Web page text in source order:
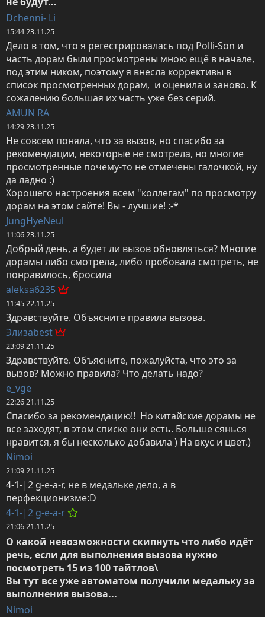
Dchenni- Li
15:44 23.11.25
Дело в том, что я регестрировалась под Polli-Son и
часть дорам были просмотрены мною ещё в начале,
под этим ником, поэтому я внесла коррективы в
список просмотренных дорам,  и оценила и заново. К
сожалению большая их часть уже без серий.
AMUN RA
14:29 23.11.25
Не совсем поняла, что за вызов, но спасибо за
рекомендации, некоторые не смотрела, но многие
просмотренные почему-то не отмечены галочкой, ну
да ладно :)
Хорошего настроения всем "коллегам" по просмотру
дорам на этом сайте! Вы - лучшие! :-*
JungHyeNeul
11:06 23.11.25
Добрый день, а будет ли вызов обновляться? Многие
дорамы либо смотрела, либо пробовала смотреть, не
понравилось, бросила
aleksa6235
11:45 22.11.25
Здравствуйте. Объясните правила вызова.
Элизаbest
23:09 21.11.25
Здравствуйте. Объясните, пожалуйста, что это за
вызов? Можно правила? Что делать надо?
e_vge
22:26 21.11.25
Спасибо за рекомендацию!!  Но китайские дорамы не
все заходят, в этом списке они есть. Больше сянься
нравится, я бы несколько добавила ) На вкус и цвет.)
Nimoi
21:09 21.11.25
4-1-|2 g-e-a-r, не в медальке дело, а в
перфекционизме:D
4-1-|2 g-e-a-r
21:06 21.11.25
О какой невозможности скипнуть что либо идёт
речь, если для выполнения вызова нужно
посмотреть 15 из 100 тайтлов\
Вы тут все уже автоматом получили медальку за
выполнения вызова...
Nimoi